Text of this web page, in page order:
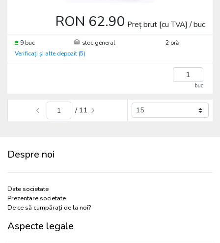
RON 62.90 Preț brut [cu TVA] / buc
9 buc stoc general
2 oră
Verificați și alte depozit (5)
buc
/ 11
Despre noi
Date societate
Prezentare societate
De ce să cumpărați de la noi?
Aspecte legale